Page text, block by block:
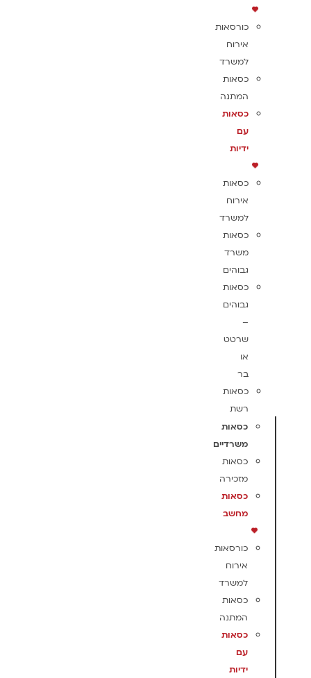
כורסאות
אירוח
למשרד
כסאות
המתנה
כסאות
עם
ידיות
כסאות
אירוח
למשרד
כסאות
משרד
גבוהים
כסאות
גבוהים
–
שרטט
או
בר
כסאות
רשת
כסאות
משרדיים
כסאות
מזכירה
כסאות
מחשב
כורסאות
אירוח
למשרד
כסאות
המתנה
כסאות
עם
ידיות